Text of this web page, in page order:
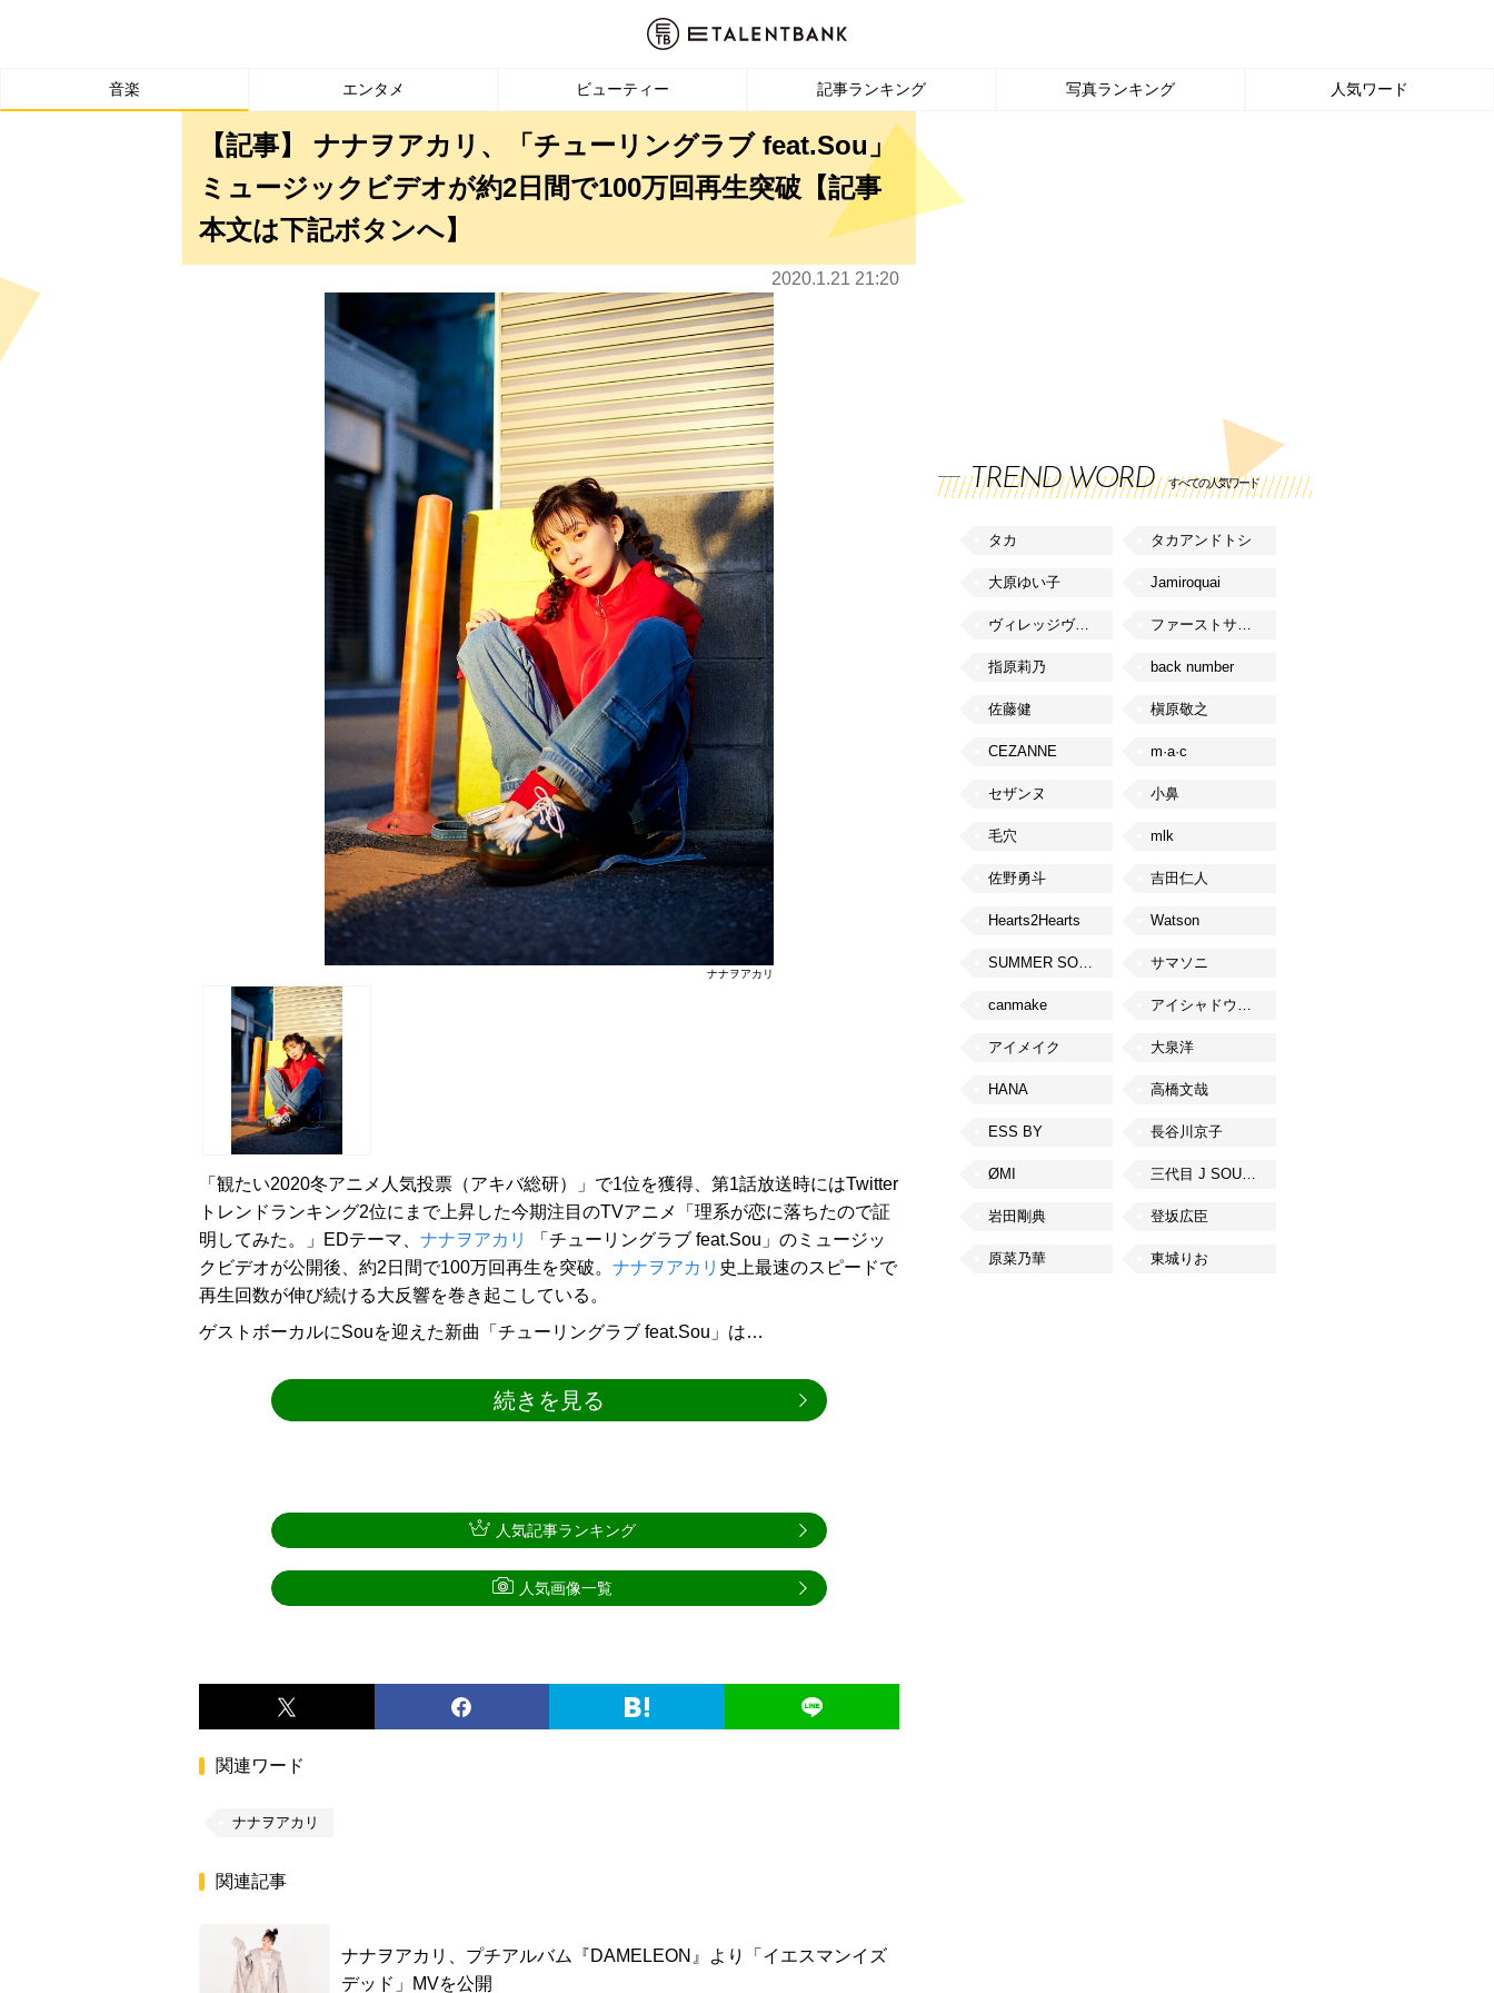
音楽 エンタメ ビューティー 記事ランキング 写真ランキング 人気ワード
【記事】 ナナヲアカリ、「チューリングラブ feat.Sou」
ミュージックビデオが約2日間で100万回再生突破【記事
本文は下記ボタンへ】
2020.1.21 21:20
ナナヲアカリ
「観たい2020冬アニメ人気投票（アキバ総研）」で1位を獲得、第1話放送時にはTwitter
トレンドランキング2位にまで上昇した今期注目のTVアニメ「理系が恋に落ちたので証
明してみた。」EDテーマ、 ナナヲアカリ
「チューリングラブ feat.Sou」のミュージッ
クビデオが公開後、約2日間で100万回再生を突破。 ナナヲアカリ 史上最速のスピードで
再生回数が伸び続ける大反響を巻き起こしている。
ゲストボーカルにSouを迎えた新曲「チューリングラブ feat.Sou」は…
続きを見る
関連ワード
ナナヲアカリ
関連記事
ナナヲアカリ、プチアルバム『DAMELEON』より「イエスマンイズ
デッド」MVを公開
人気記事ランキング
人気画像一覧
TREND WORD すべての人気ワード
タカ タカアンドトシ
大原ゆい子 Jamiroquai
ヴィレッジヴァンガード ファーストサマーウイカ
指原莉乃 back number
佐藤健 槇原敬之
CEZANNE m·a·c
セザンヌ 小鼻
毛穴 mlk
佐野勇斗 吉田仁人
Hearts2Hearts Watson
SUMMER SONIC サマソニ
canmake アイシャドウベース
アイメイク 大泉洋
HANA 高橋文哉
ESS BY 長谷川京子
ØMI 三代目 J SOUL BROTHERS from EXILE TRIBE
岩田剛典 登坂広臣
原菜乃華 東城りお